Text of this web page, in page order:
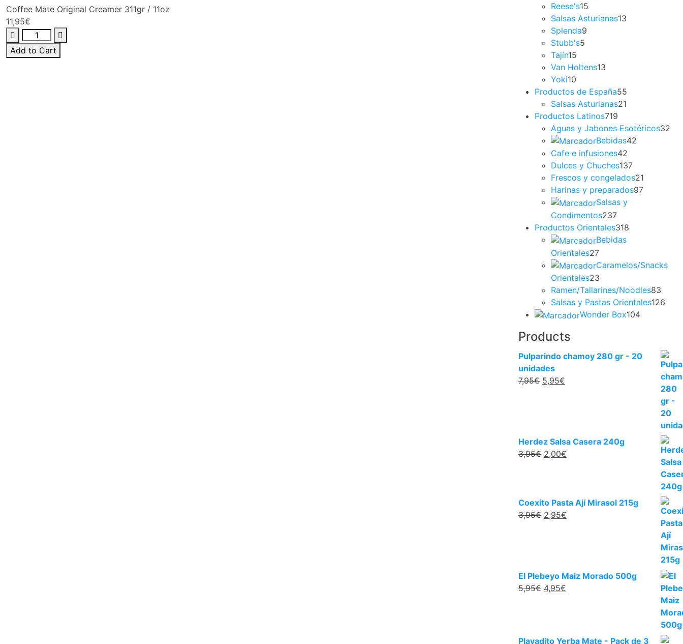
Coffee Mate Original Creamer 311gr / 11oz
11,95€
Add to Cart
Reese's15
Salsas Asturianas13
Splenda9
Stubb's5
Tajín15
Van Holtens13
Yoki10
Productos de España55
Salsas Asturianas21
Productos Latinos719
Aguas y Jabones Esotéricos32
Bebidas42
Cafe e infusiones42
Dulces y Chuches137
Frescos y congelados21
Harinas y preparados97
Salsas y
Condimentos237
Productos Orientales318
Bebidas
Orientales27
Caramelos/Snacks
Orientales23
Ramen/Tallarines/Noodles83
Salsas y Pastas Orientales126
Wonder Box104
Products
Pulparindo chamoy 280 gr - 20
unidades
7,95€ 5,95€
Herdez Salsa Casera 240g
3,95€ 2,00€
Coexito Pasta Ají Mirasol 215g
3,95€ 2,95€
El Plebeyo Maiz Morado 500g
5,95€ 4,95€
Playadito Yerba Mate - Pack de 3